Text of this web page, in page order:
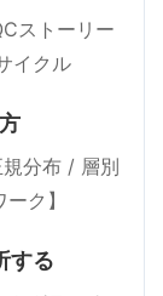
ストーリー
イクル
分布 / 層別
ク】
する